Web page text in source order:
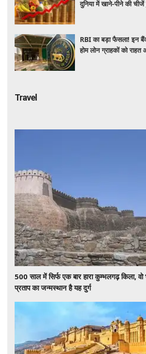
दुनिया में खाने-पीने की
RBI का बड़ा फैसला! इन
होम लोन ग्राहकों को
Travel
500 साल में सिर्फ एक बार हारा कुम्भलगढ़ किला, वो
प्रताप का जन्मस्थान है यह दुर्ग